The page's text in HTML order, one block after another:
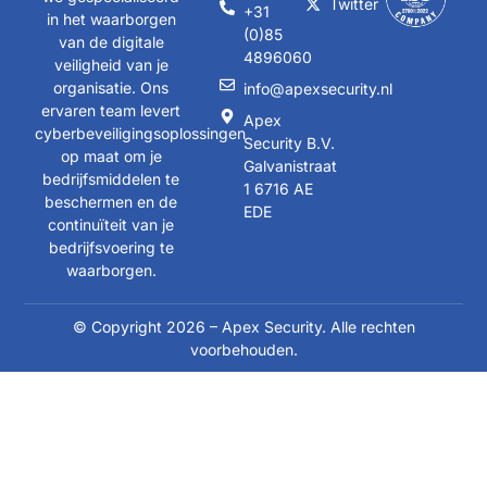
in het waarborgen
van de digitale
veiligheid van je
organisatie. Ons
ervaren team levert
cyberbeveiligingsoplossingen
op maat om je
bedrijfsmiddelen te
beschermen en de
continuïteit van je
bedrijfsvoering te
waarborgen.
+31
(0)85
4896060
info@apexsecurity.nl
Apex
Security B.V.
Galvanistraat
1 6716 AE
EDE
Twitter
© Copyright 2026 – Apex Security. Alle rechten
voorbehouden.